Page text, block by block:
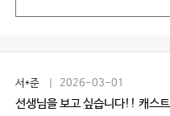
서*준 | 2026-03-01
선생님을 보고 싶습니다!! 캐스